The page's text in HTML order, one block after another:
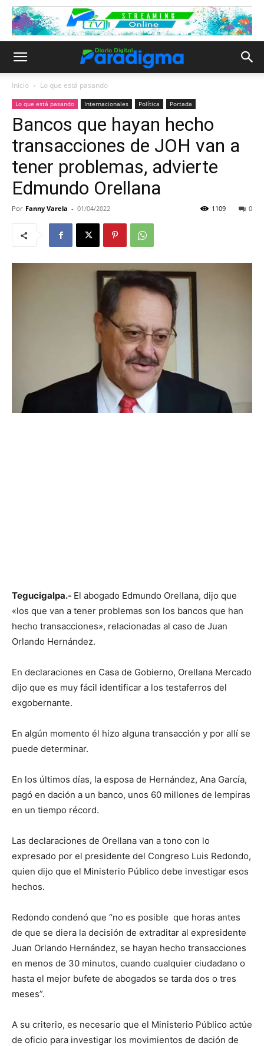
Inicio Lo que está pasando
Lo que está pasando Internacionales Política Portada
Bancos que hayan hecho
transacciones de JOH van a
tener problemas, advierte
Edmundo Orellana
Por Fanny Varela - 01/04/2022 0
1109
Tegucigalpa.- El abogado Edmundo Orellana, dijo que
«los que van a tener problemas son los bancos que han
hecho transacciones», relacionadas al caso de Juan
Orlando Hernández.
En declaraciones en Casa de Gobierno, Orellana Mercado
dijo que es muy fácil identificar a los testaferros del
exgobernante.
En algún momento él hizo alguna transacción y por allí se
puede determinar.
En los últimos días, la esposa de Hernández, Ana García,
pagó en dación a un banco, unos 60 millones de lempiras
en un tiempo récord.
Las declaraciones de Orellana van a tono con lo
expresado por el presidente del Congreso Luis Redondo,
quien dijo que el Ministerio Público debe investigar esos
hechos.
Redondo condenó que “no es posible que horas antes
de que se diera la decisión de extraditar al expresidente
Juan Orlando Hernández, se hayan hecho transacciones
en menos de 30 minutos, cuando cualquier ciudadano o
hasta el mejor bufete de abogados se tarda dos o tres
meses”.
A su criterio, es necesario que el Ministerio Público actúe
de oficio para investigar los movimientos de dación de